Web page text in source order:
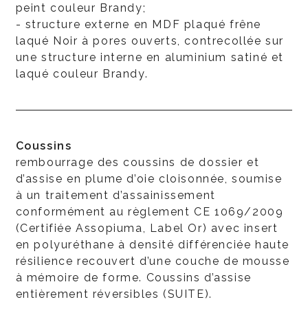
peint couleur Brandy;
- structure externe en MDF plaqué frêne
laqué Noir à pores ouverts, contrecollée sur
une structure interne en aluminium satiné et
laqué couleur Brandy.
Coussins
rembourrage des coussins de dossier et
d’assise en plume d’oie cloisonnée, soumise
à un traitement d’assainissement
conformément au règlement CE 1069/2009
(Certifiée Assopiuma, Label Or) avec insert
en polyuréthane à densité différenciée haute
résilience recouvert d’une couche de mousse
à mémoire de forme. Coussins d’assise
entièrement réversibles (SUITE).